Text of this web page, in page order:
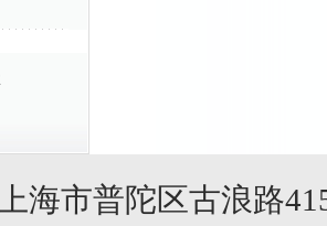
海市普陀区古浪路